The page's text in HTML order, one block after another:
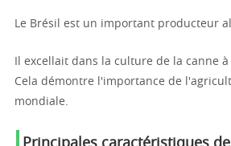
Le Brésil est un important producteur
Il excellait dans la culture de la canne
Cela démontre l'importance de
mondiale.